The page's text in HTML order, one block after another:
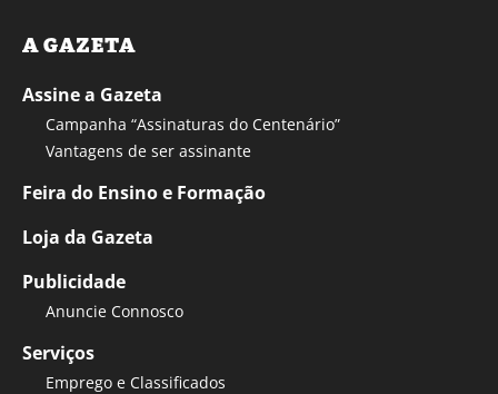
A GAZETA
Assine a Gazeta
Campanha “Assinaturas do Centenário”
Vantagens de ser assinante
Feira do Ensino e Formação
Loja da Gazeta
Publicidade
Anuncie Connosco
Serviços
Emprego e Classificados